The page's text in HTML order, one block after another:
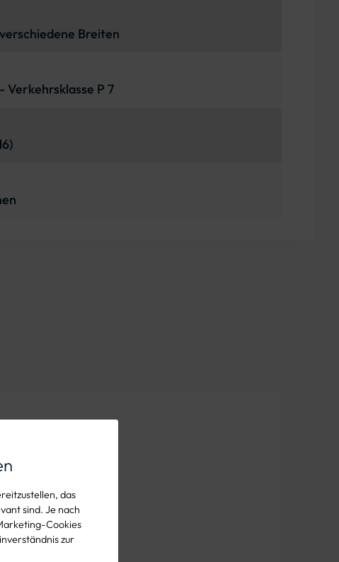
das
sind. Je nach
Cookies
zur
Breiten
Verkehrsklasse P 7